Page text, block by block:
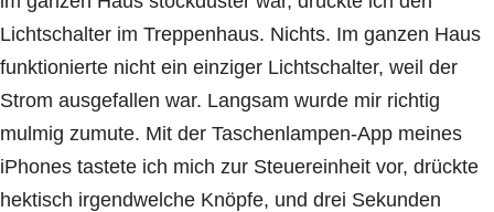
Lichtschalter im Treppenhaus. Nichts. Im ganzen Haus
funktionierte nicht ein einziger Lichtschalter, weil der
Strom ausgefallen war. Langsam wurde mir richtig
mulmig zumute. Mit der Taschenlampen-App meines
iPhones tastete ich mich zur Steuereinheit vor, drückte
hektisch irgendwelche Knöpfe, und drei Sekunden